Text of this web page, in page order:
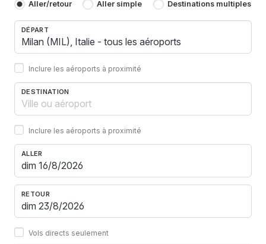
Aller/retour Aller simple Destinations multiples
DÉPART
Inclure les aéroports à proximité
DESTINATION
Inclure les aéroports à proximité
ALLER
RETOUR
Vols directs seulement